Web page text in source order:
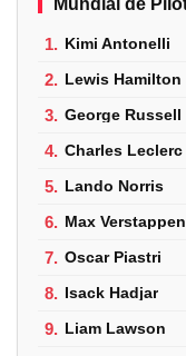
1. Kimi Antonelli
2. Lewis Hamilton
3. George Russell
4. Charles Leclerc
5. Lando Norris
6. Max Verstappen
7. Oscar Piastri
8. Isack Hadjar
9. Liam Lawson